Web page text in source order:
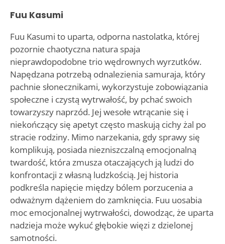
Fuu Kasumi
Fuu Kasumi to uparta, odporna nastolatka, której
pozornie chaotyczna natura spaja
nieprawdopodobne trio wędrownych wyrzutków.
Napędzana potrzebą odnalezienia samuraja, który
pachnie słonecznikami, wykorzystuje zobowiązania
społeczne i czystą wytrwałość, by pchać swoich
towarzyszy naprzód. Jej wesołe wtrącanie się i
niekończący się apetyt często maskują cichy żal po
stracie rodziny. Mimo narzekania, gdy sprawy się
komplikują, posiada niezniszczalną emocjonalną
twardość, która zmusza otaczających ją ludzi do
konfrontacji z własną ludzkością. Jej historia
podkreśla napięcie między bólem porzucenia a
odważnym dążeniem do zamknięcia. Fuu uosabia
moc emocjonalnej wytrwałości, dowodząc, że uparta
nadzieja może wykuć głębokie więzi z dzielonej
samotności.